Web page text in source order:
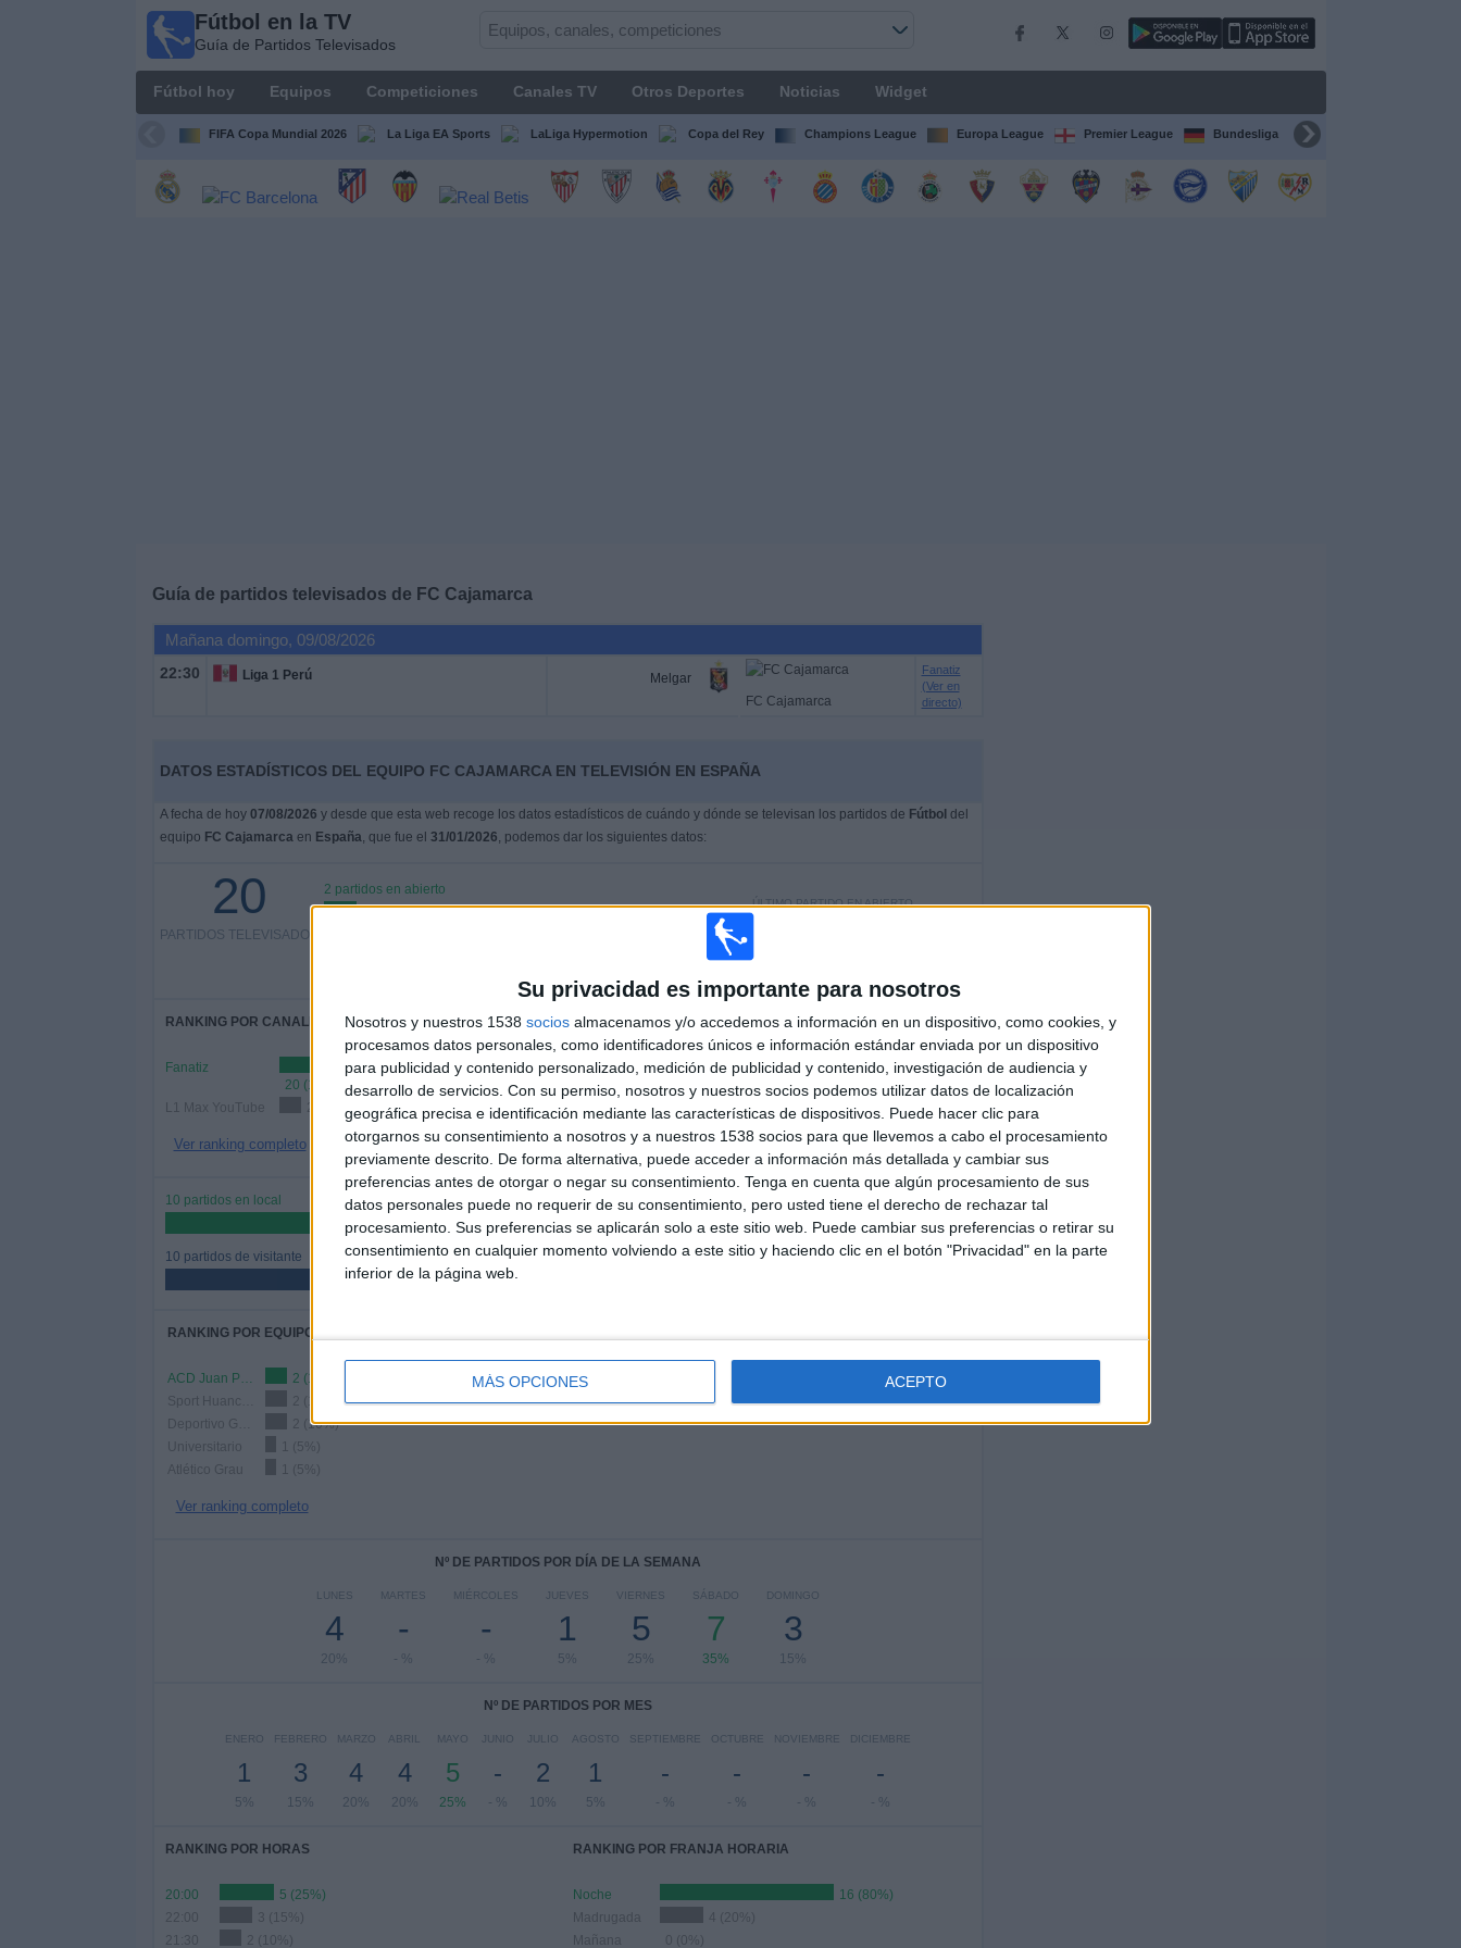
Su privacidad es importante para nosotros
Nosotros y nuestros 1538 socios almacenamos y/o accedemos a información en un dispositivo, como cookies, y
procesamos datos personales, como identificadores únicos e información estándar enviada por un dispositivo
para publicidad y contenido personalizado, medición de publicidad y contenido, investigación de audiencia y
desarrollo de servicios. Con su permiso, nosotros y nuestros socios podemos utilizar datos de localización
geográfica precisa e identificación mediante las características de dispositivos. Puede hacer clic para
otorgarnos su consentimiento a nosotros y a nuestros 1538 socios para que llevemos a cabo el procesamiento
previamente descrito. De forma alternativa, puede acceder a información más detallada y cambiar sus
preferencias antes de otorgar o negar su consentimiento. Tenga en cuenta que algún procesamiento de sus
datos personales puede no requerir de su consentimiento, pero usted tiene el derecho de rechazar tal
procesamiento. Sus preferencias se aplicarán solo a este sitio web. Puede cambiar sus preferencias o retirar su
consentimiento en cualquier momento volviendo a este sitio y haciendo clic en el botón "Privacidad" en la parte
inferior de la página web.
MÁS OPCIONES ACEPTO
Fútbol en la TV
Guía de Partidos Televisados
Fútbol hoy Equipos Competiciones Canales TV Otros Deportes Noticias Widget
FIFA Copa Mundial 2026 La Liga EA Sports LaLiga Hypermotion Copa del Rey Champions League Europa League Premier League Bundesliga Supercopa de España
Guía de partidos televisados de FC Cajamarca
Mañana domingo, 09/08/2026
22:30 Liga 1 Perú
Melgar
FC Cajamarca
Fanatiz
(Ver en
directo)
DATOS ESTADÍSTICOS DEL EQUIPO FC CAJAMARCA EN TELEVISIÓN EN ESPAÑA
A fecha de hoy 07/08/2026 y desde que esta web recoge los datos estadísticos de cuándo y dónde se televisan los partidos de Fútbol del
equipo FC Cajamarcaen España, que fue el 31/01/2026, podemos dar los siguientes datos:
20
PARTIDOS TELEVISADOS
2 partidos en abierto
10%
ÚLTIMO PARTIDO EN ABIERTO
Atlético Grau - FC Cajamarca
YouTube
RANKING POR CANALES
Fanatiz
20 (100%)
L1 Max YouTube
2 (10%)
Ver ranking completo
TOTAL
2
CANALES TV
DÍAS
153
SIN PARTIDO
GRATUÍTO
PARTIDOS
14
CONSECUTIVOS
DE PAGO
10 partidos en local
50%
10 partidos de visitante
50%
TOTAL
17
MÁXIMO
2
TOTAL
1
RANKING POR EQUIPOS
ACD Juan Pablo II College
2 (10%)
2 (10%)
2 (10%)
Universitario
1 (5%)
Atlético Grau
1 (5%)
Ver ranking completo
Liga 1 Perú 20 (100%)
Nº DE PARTIDOS POR DÍA DE LA SEMANA
LUNES
4
20%
MARTES
-
- %
MIÉRCOLES
-
- %
JUEVES
1
5%
VIERNES
5
25%
SÁBADO
7
35%
DOMINGO
3
15%
Nº DE PARTIDOS POR MES
ENERO
1
5%
FEBRERO
3
15%
MARZO
4
20%
ABRIL
4
20%
MAYO
5
25%
JUNIO
-
- %
JULIO
2
10%
AGOSTO
1
5%
SEPTIEMBRE
-
- %
OCTUBRE
-
- %
NOVIEMBRE
-
- %
DICIEMBRE
-
- %
RANKING POR HORAS
20:00
5 (25%)
22:00
3 (15%)
21:30
2 (10%)
RANKING POR FRANJA HORARIA
Noche
16 (80%)
Madrugada
4 (20%)
Mañana
0 (0%)